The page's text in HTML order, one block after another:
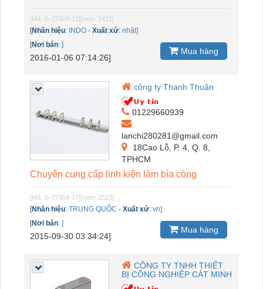
[Mã: G-27304-13][xem: 2411]
[Nhãn hiệu: INDO - Xuất xứ: nhật]
[Nơi bán: ]
2016-01-06 07:14:26]
Mua hàng
công ty Thanh Thuận
01229660939
lanchi280281@gmail.com
18Cao Lỗ, P. 4, Q. 8,
TPHCM
Chuyên cung cấp linh kiện làm bìa còng
[Mã: G-27304-37][xem: 2523]
[Nhãn hiệu: TRUNG QUỐC - Xuất xứ: vn]
[Nơi bán: ]
2015-09-30 03:34:24]
Mua hàng
CÔNG TY TNHH THIẾT
BỊ CÔNG NGHIỆP CÁT MINH